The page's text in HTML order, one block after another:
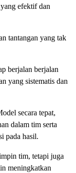
efektif dan
tantangan yang tak
berjalan berjalan
yang sistematis dan
secara tepat,
dalam tim serta
pada hasil.
tim, tetapi juga
meningkatkan